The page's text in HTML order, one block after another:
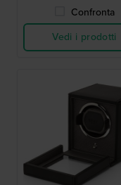
Confronta
Vedi i prodotti